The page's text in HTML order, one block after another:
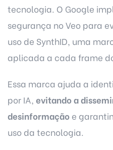
tecnologia. O Google
segurança no Veo para
uso de SynthID, uma
aplicada a cada frame
Essa marca ajuda a
por IA, evitando a
desinformação e
uso da tecnologia.